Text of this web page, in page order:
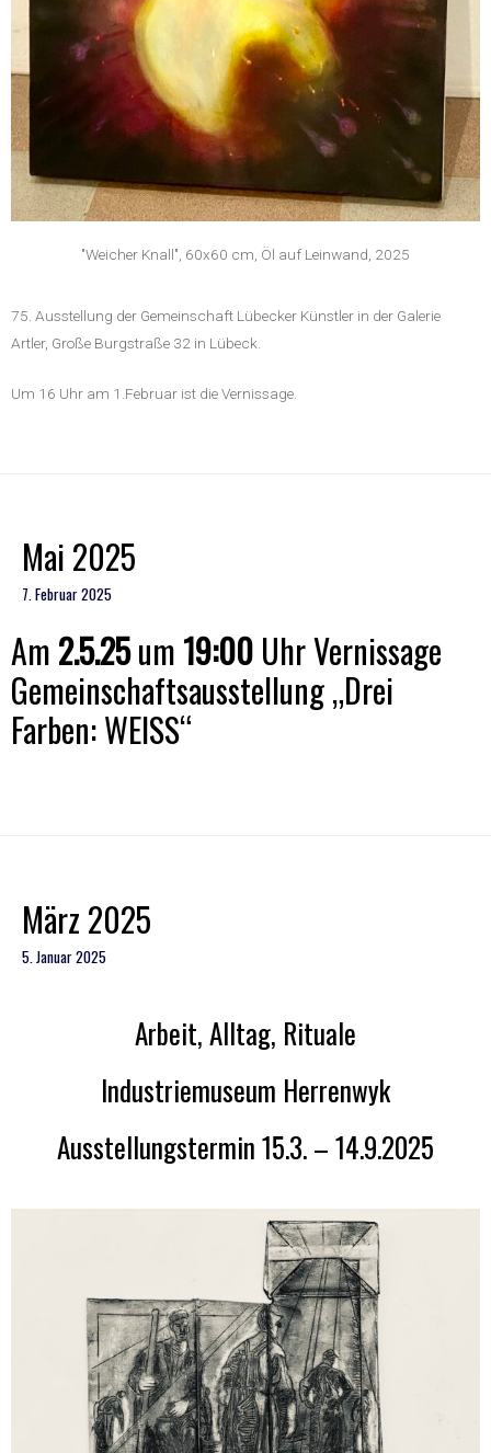
"Weicher Knall", 60x60 cm, Öl auf Leinwand, 2025
75. Ausstellung der Gemeinschaft Lübecker Künstler in der Galerie
Artler, Große Burgstraße 32 in Lübeck.
Um 16 Uhr am 1.Februar ist die Vernissage.
Mai 2025
7. Februar 2025
Am 2.5.25um 19:00 Uhr Vernissage
Gemeinschaftsausstellung „Drei
Farben: WEISS“
März 2025
5. Januar 2025
Arbeit, Alltag, Rituale
Industriemuseum Herrenwyk
Ausstellungstermin 15.3. – 14.9.2025